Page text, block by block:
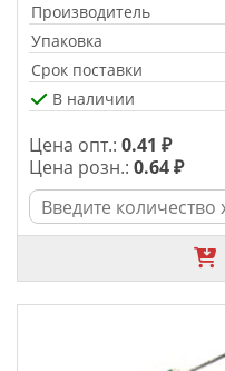
Производитель
Упаковка
Срок поставки
В наличии
Цена опт.: 0.41 ₽
Цена розн.: 0.64 ₽